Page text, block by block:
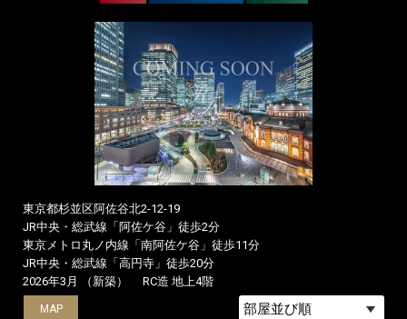
東京都杉並区阿佐谷北2-12-19
JR中央・総武線「阿佐ケ谷」徒歩2分
東京メトロ丸ノ内線「南阿佐ケ谷」徒歩11分
JR中央・総武線「高円寺」徒歩20分
2026年3月 （新築）
RC造 地上4階
MAP
MAP